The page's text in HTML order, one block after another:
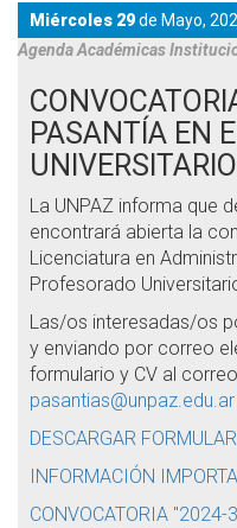
Miércoles 29de Mayo,
AgendaAcadémicas
PASANTÍA EN
La UNPAZ informa que
encontrará abierta la
Licenciatura en
Profesorado
Las/os interesadas/os
y enviando por correo
formulario y CV al
pasantias@unpaz.edu.ar
DESCARGAR
INFORMACIÓN
CONVOCATORIA